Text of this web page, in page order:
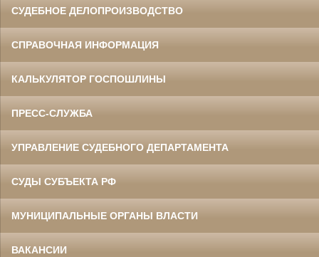
СУДЕБНОЕ ДЕЛОПРОИЗВОДСТВО
СПРАВОЧНАЯ ИНФОРМАЦИЯ
КАЛЬКУЛЯТОР ГОСПОШЛИНЫ
ПРЕСС-СЛУЖБА
УПРАВЛЕНИЕ СУДЕБНОГО ДЕПАРТАМЕНТА
СУДЫ СУБЪЕКТА РФ
МУНИЦИПАЛЬНЫЕ ОРГАНЫ ВЛАСТИ
ВАКАНСИИ